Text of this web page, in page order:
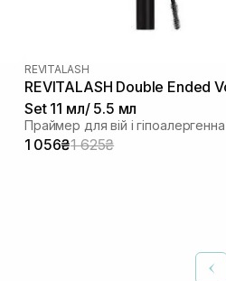
REVITALASH
REVITALASH Double Ended Volume
Set 11 мл/ 5.5 мл
1 056₴1 625₴